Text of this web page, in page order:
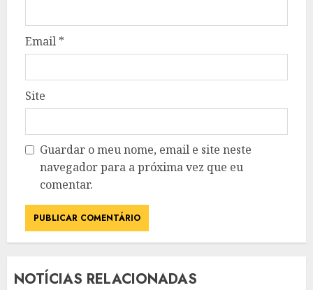
Email *
Site
Guardar o meu nome, email e site neste
navegador para a próxima vez que eu
comentar.
NOTÍCIAS RELACIONADAS